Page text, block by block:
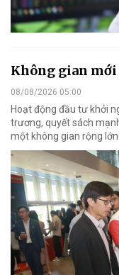
Không gian mới
08/08/2026 05:00
Hoạt động đầu tư khởi
trương, quyết sách
một không gian rộng